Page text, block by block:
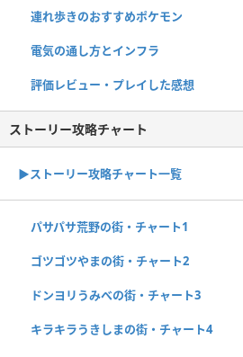
連れ歩きのおすすめポケモン
電気の通し方とインフラ
評価レビュー・プレイした感想
ストーリー攻略チャート
▶ストーリー攻略チャート一覧
パサパサ荒野の街・チャート1
ゴツゴツやまの街・チャート2
ドンヨリうみべの街・チャート3
キラキラうきしまの街・チャート4